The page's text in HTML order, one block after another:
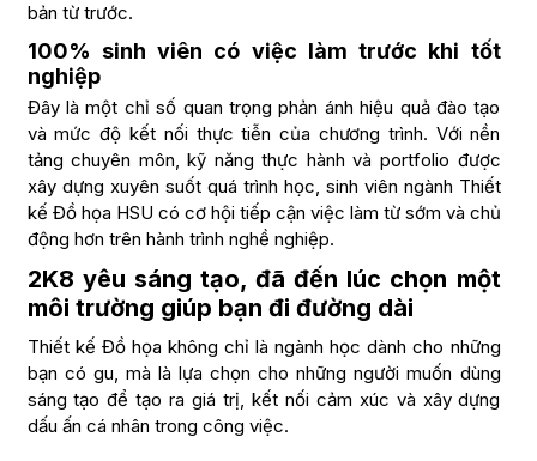
bản từ trước.
100% sinh viên có việc làm trước khi tốt
nghiệp
Đây là một chỉ số quan trọng phản ánh hiệu quả đào tạo
và mức độ kết nối thực tiễn của chương trình. Với nền
tảng chuyên môn, kỹ năng thực hành và portfolio được
xây dựng xuyên suốt quá trình học, sinh viên ngành Thiết
kế Đồ họa HSU có cơ hội tiếp cận việc làm từ sớm và chủ
động hơn trên hành trình nghề nghiệp.
2K8 yêu sáng tạo, đã đến lúc chọn một
môi trường giúp bạn đi đường dài
Thiết kế Đồ họa không chỉ là ngành học dành cho những
bạn có gu, mà là lựa chọn cho những người muốn dùng
sáng tạo để tạo ra giá trị, kết nối cảm xúc và xây dựng
dấu ấn cá nhân trong công việc.